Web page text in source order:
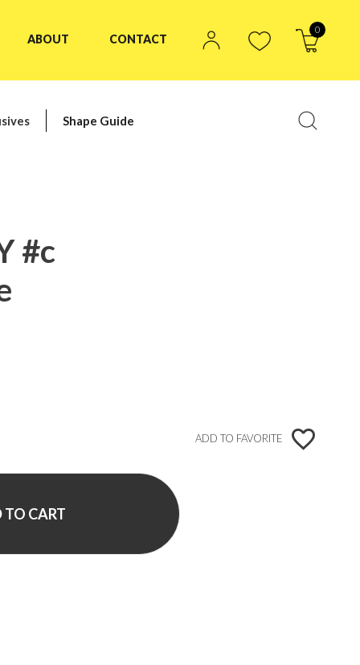
ABOUT CONTACT
0
Shape Guide
#c
ADD TO FAVORITE
TO CART